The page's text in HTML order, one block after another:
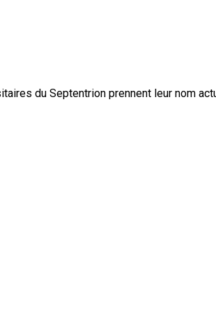
du Septentrion prennent leur nom